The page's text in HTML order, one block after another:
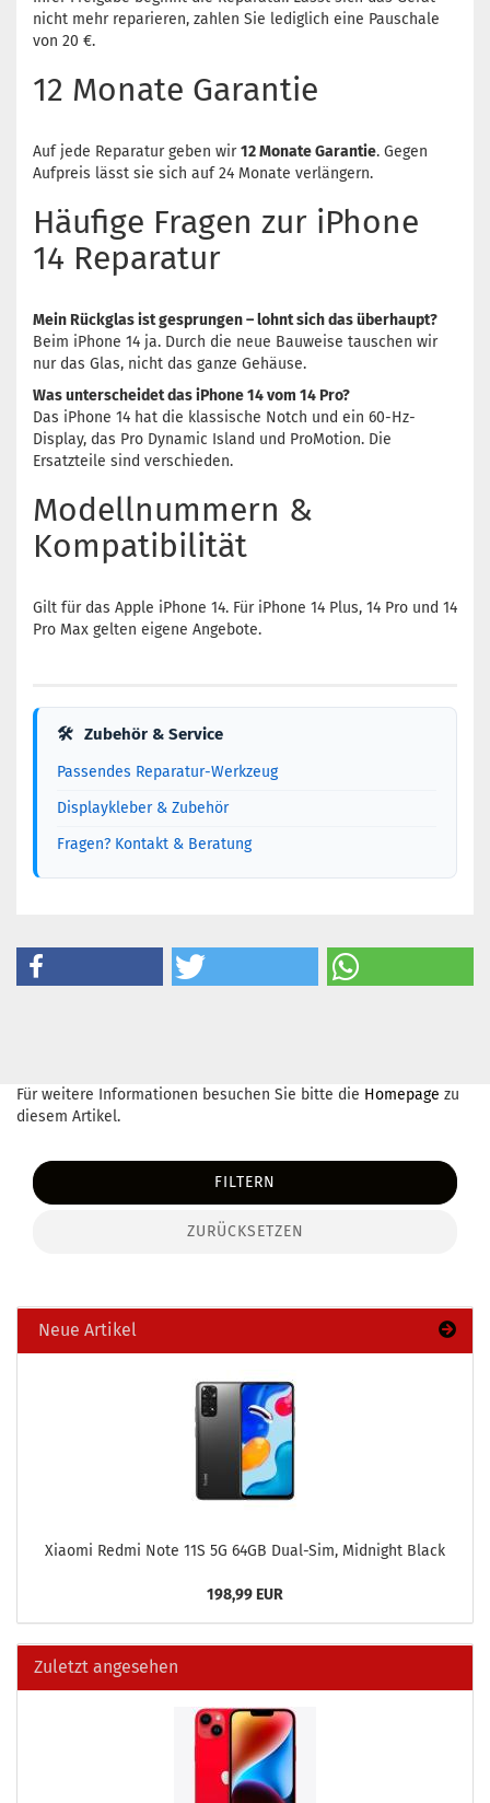
nicht mehr reparieren, zahlen Sie lediglich eine Pauschale
von 20 €.
12 Monate Garantie
Auf jede Reparatur geben wir12 Monate Garantie. Gegen
Aufpreis lässt sie sich auf 24 Monate verlängern.
Häufige Fragen zur iPhone
14 Reparatur
Mein Rückglas ist gesprungen – lohnt sich das überhaupt?
Beim iPhone 14 ja. Durch die neue Bauweise tauschen wir
nur das Glas, nicht das ganze Gehäuse.
Was unterscheidet das iPhone 14 vom 14 Pro?
Das iPhone 14 hat die klassische Notch und ein 60-Hz-
Display, das Pro Dynamic Island und ProMotion. Die
Ersatzteile sind verschieden.
Modellnummern &
Kompatibilität
Gilt für das Apple iPhone 14. Für iPhone 14 Plus, 14 Pro und 14
Pro Max gelten eigene Angebote.
🛠 Zubehör & Service
Passendes Reparatur-Werkzeug
Displaykleber & Zubehör
Fragen? Kontakt & Beratung
Für weitere Informationen besuchen Sie bitte die Homepage zu
diesem Artikel.
FILTERN
ZURÜCKSETZEN
Neue Artikel
Xiao­mi Redmi Note 11S 5G 64GB Dual-​Sim, Mid­night Black
198,99 EUR
Zuletzt angesehen